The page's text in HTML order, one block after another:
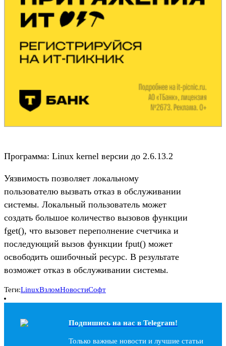
Программа: Linux kernel версии до 2.6.13.2
Уязвимость позволяет локальному
пользователю вызвать отказ в обслуживании
системы. Локальный пользователь может
создать большое количество вызовов функции
fget(), что вызовет переполнение счетчика и
последующий вызов функции fput() может
освободить ошибочный ресурс. В результате
возможет отказ в обслуживании системы.
Теги:LinuxВзломНовостиСофт
Подпишись на наc в Telegram!
Только важные новости и лучшие статьи